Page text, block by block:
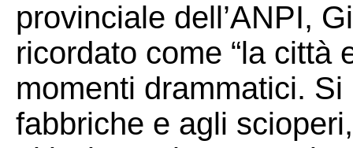
provinciale dell’ANPI,
ricordato come “la città
momenti drammatici.
fabbriche e agli